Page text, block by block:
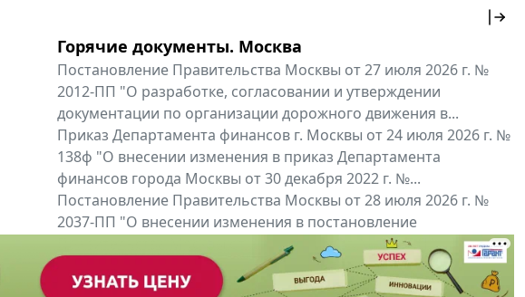
Горячие документы. Москва
Постановление Правительства Москвы от 27 июля 2026 г. №
2012-ПП "О разработке, согласовании и утверждении
документации по организации дорожного движения в...
Приказ Департамента финансов г. Москвы от 24 июля 2026 г. №
138ф "О внесении изменения в приказ Департамента
финансов города Москвы от 30 декабря 2022 г. №...
Постановление Правительства Москвы от 28 июля 2026 г. №
2037-ПП "О внесении изменения в постановление
Правительства Москвы от 26 июля 2011 г. № 334-ПП"
Все региональные документы Мой регион ...